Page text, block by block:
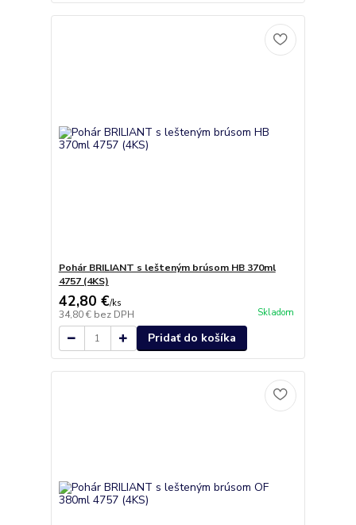
Pohár BRILIANT s lešteným brúsom HB 370ml
4757 (4KS)
42,80 €/ks
34,80 € bez DPH Skladom
Pridať do košíka